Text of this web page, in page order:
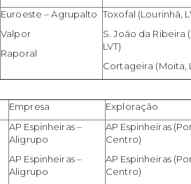
Euroeste – Agrupalto
Valpor
Raporal
Toxofal (Lourinhã,
S. João da Ribeira
LVT)
Cortageira (Moita,
Empresa
Exploração
AP Espinheiras –
Aligrupo
AP Espinheiras –
Aligrupo
AP Espinheiras
Centro)
AP Espinheiras
Centro)